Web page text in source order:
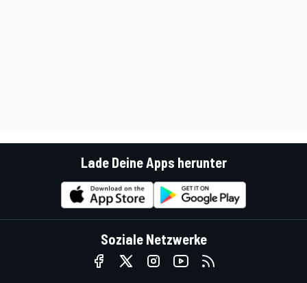
Lade Deine Apps herunter
Soziale Netzwerke